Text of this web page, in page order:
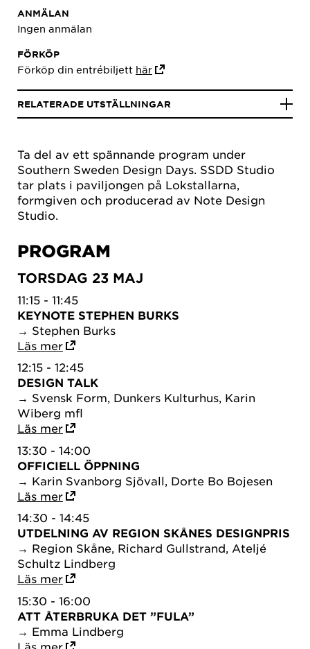
Ta del av ett spännande program under
Southern Sweden Design Days. SSDD Studio
tar plats i paviljongen på Lokstallarna,
formgiven och producerad av Note Design
Studio.
PROGRAM
TORSDAG 23 MAJ
11:15 - 11:45
KEYNOTE STEPHEN BURKS
→ Stephen Burks
Läs mer
12:15 - 12:45
DESIGN TALK
→ Svensk Form, Dunkers Kulturhus, Karin
Wiberg mfl
Läs mer
13:30 - 14:00
OFFICIELL ÖPPNING
→ Karin Svanborg Sjövall, Dorte Bo Bojesen
Läs mer
14:30 - 14:45
UTDELNING AV REGION SKÅNES DESIGNPRIS
→ Region Skåne, Richard Gullstrand, Ateljé
Schultz Lindberg
Läs mer
15:30 - 16:00
ATT ÅTERBRUKA DET ”FULA”
→ Emma Lindberg
Läs mer
ANMÄLAN
Ingen anmälan
FÖRKÖP
Förköp din entrébiljett här
RELATERADE UTSTÄLLNINGAR